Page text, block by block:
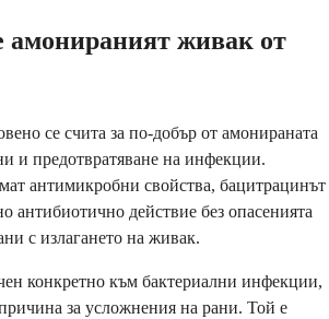
амонираният живак от
се счита за по-добър от амонираната
и предотвратяване на инфекции.
антимикробни свойства, бацитрацинът
антибиотично действие без опасенията
с излагането на живак.
конкретно към бактериални инфекции,
за усложнения на рани. Той е